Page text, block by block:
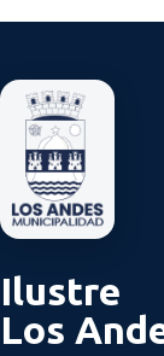
Ilustre
Los